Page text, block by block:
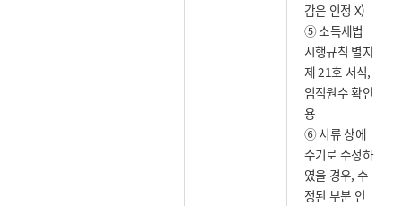
감은 인정 X)
⑤ 소득세법
시행규칙 별지
제 21호 서식,
임직원수 확인
용
⑥ 서류 상에
수기로 수정하
였을 경우, 수
정된 부분 인